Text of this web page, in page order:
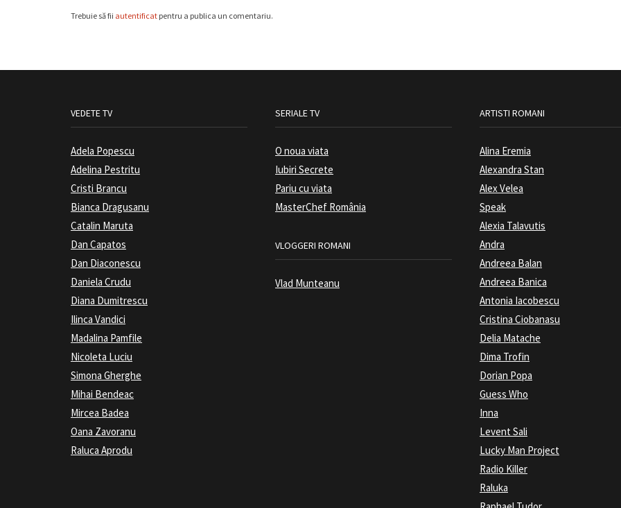
Trebuie să fii autentificat pentru a publica un comentariu.
VEDETE TV
Adela Popescu
Adelina Pestritu
Cristi Brancu
Bianca Dragusanu
Catalin Maruta
Dan Capatos
Dan Diaconescu
Daniela Crudu
Diana Dumitrescu
Ilinca Vandici
Madalina Pamfile
Nicoleta Luciu
Simona Gherghe
Mihai Bendeac
Mircea Badea
Oana Zavoranu
Raluca Aprodu
SERIALE TV
O noua viata
Iubiri Secrete
Pariu cu viata
MasterChef România
VLOGGERI ROMANI
Vlad Munteanu
ARTISTI ROMANI
Alina Eremia
Alexandra Stan
Alex Velea
Speak
Alexia Talavutis
Andra
Andreea Balan
Andreea Banica
Antonia Iacobescu
Cristina Ciobanasu
Delia Matache
Dima Trofin
Dorian Popa
Guess Who
Inna
Levent Sali
Lucky Man Project
Radio Killer
Raluka